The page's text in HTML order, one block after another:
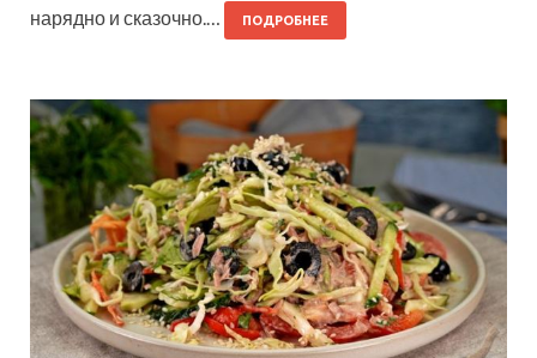
нарядно и сказочно.…
ПОДРОБНЕЕ